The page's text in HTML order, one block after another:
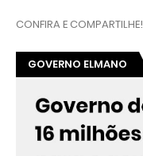
CONFIRA E COMPARTILHE!
GOVERNO ELMANO